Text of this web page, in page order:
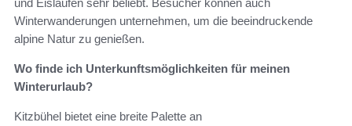
Winterwanderungen unternehmen, um die beeindruckende
alpine Natur zu genießen.
Wo finde ich Unterkunftsmöglichkeiten für meinen
Winterurlaub?
Kitzbühel bietet eine breite Palette an